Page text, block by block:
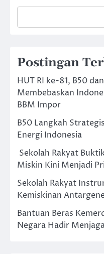
Postingan
HUT RI ke-81, B50
Membebaskan
BBM Impor
B50 Langkah
Energi Indonesia
Sekolah Rakyat
Miskin Kini Menjadi
Sekolah Rakyat
Kemiskinan
Bantuan Beras
Negara Hadir